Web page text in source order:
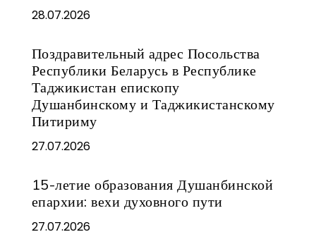
28.07.2026
Поздравительный адрес Посольства
Республики Беларусь в Республике
Таджикистан епископу
Душанбинскому и Таджикистанскому
Питириму
27.07.2026
15-летие образования Душанбинской
епархии: вехи духовного пути
27.07.2026